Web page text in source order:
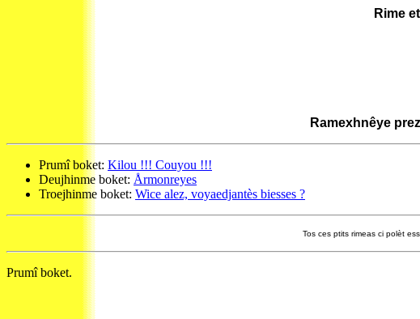
Rime
Ramexhnêye
Prumî boket: Kilou !!! Couyou !!!
Deujhinme boket: Årmonreyes
Troejhinme boket: Wice alez, voyaedjantès biesses ?
Tos ces ptits rimeas ci polèt
Prumî boket.